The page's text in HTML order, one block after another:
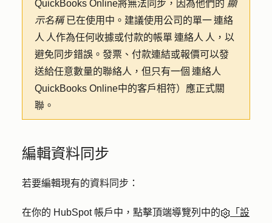
QuickBooks Online將無法同步，因為他們的 顯
示名稱已在使用中。建議使用公司的單一 連絡
人 人作為任何收據或付款的帳單 連絡人 人，以
避免同步錯誤。發票、付款連結或報價可以發
送給任意數量的聯絡人，但只有一個 連絡人
QuickBooks Online中的客戶相符）應正式關
聯。
編輯資料同步
若要編輯現有的資料同步：
在你的 HubSpot 帳戶中，點擊頂端導覽列中的
「設